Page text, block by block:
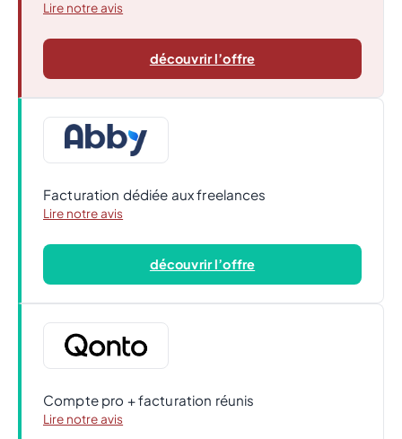
Lire notre avis
découvrir l’offre
Facturation dédiée aux freelances
Lire notre avis
découvrir l’offre
Compte pro + facturation réunis
Lire notre avis